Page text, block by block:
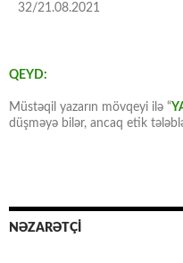
32/21.08.2021
QEYD:
Müstəqil yazarın mövqeyi ilə “
düşməyə bilər, ancaq etik
NƏZARƏTÇİ